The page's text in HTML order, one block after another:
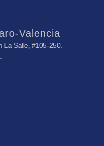
Valencia
La Salle, #105-250.